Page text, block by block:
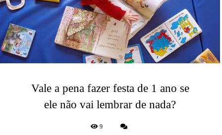
Vale a pena fazer festa de 1 ano se
ele não vai lembrar de nada?
9